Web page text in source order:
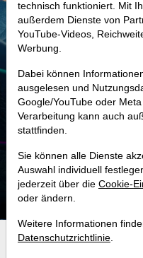
Financial Aktie
Realtime-Aktienkurs:
- - -
-
Marktkapitalisierung
Unternehmenswert
Umsatz
Investment-
technisch funktioniert. Mit
außerdem Dienste von
YouTube-Videos,
Werbung.
Dabei können
ausgelesen und
Google/YouTube oder
Verarbeitung kann auch
stattfinden.
Sie können alle Dienste
Auswahl individuell
jederzeit über die Cookie-
oder ändern.
Weitere Informationen
Datenschutzrichtlinie.